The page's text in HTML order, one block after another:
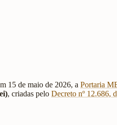
15 de maio de 2026, a Portaria
, criadas pelo Decreto nº 12.686,